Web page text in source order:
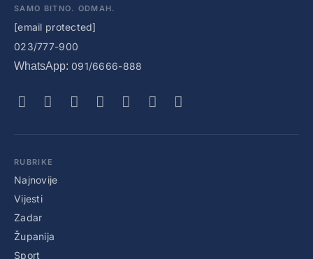
SAMO BITNO. ODMAH.
[email protected]
023/777-900
WhatsApp: 091/6666-888
RUBRIKE
Najnovije
Vijesti
Zadar
Županija
Sport